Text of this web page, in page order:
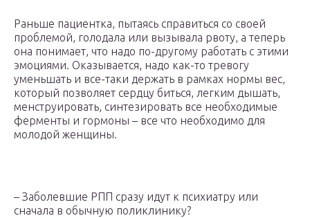
Раньше пациентка, пытаясь справиться со своей
проблемой, голодала или вызывала рвоту, а теперь
она понимает, что надо по-другому работать с этими
эмоциями. Оказывается, надо как-то тревогу
уменьшать и все-таки держать в рамках нормы вес,
который позволяет сердцу биться, легким дышать,
менструировать, синтезировать все необходимые
ферменты и гормоны – все что необходимо для
молодой женщины.
– Заболевшие РПП сразу идут к психиатру или
сначала в обычную поликлинику?